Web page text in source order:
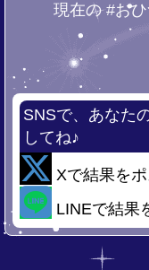
現在の #お
SNSで、あなた
してね♪
Xで結果を
LINEで結果